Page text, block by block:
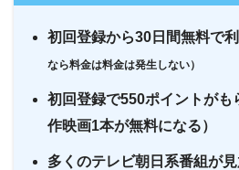
初回登録から30日間無料で
なら料金は料金は発生しない）
初回登録で550ポイントがも
作映画1本が無料になる）
多くのテレビ朝日系番組が